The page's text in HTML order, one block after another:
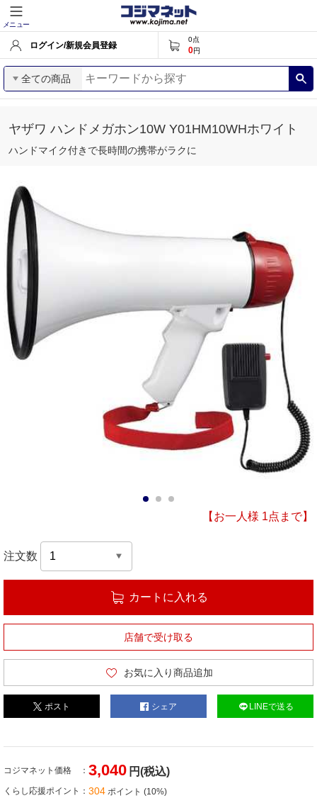
メニュー
ログイン/新規会員登録
0点
0円
全ての商品
ヤザワ ハンドメガホン10W Y01HM10WHホワイト
ハンドマイク付きで長時間の携帯がラクに
【お一人様 1点まで】
注文数
カートに入れる
店舗で受け取る
お気に入り商品追加
ポスト シェア LINEで送る
コジマネット価格 3,040 円(税込)
くらし応援ポイント 304 ポイント (10%)